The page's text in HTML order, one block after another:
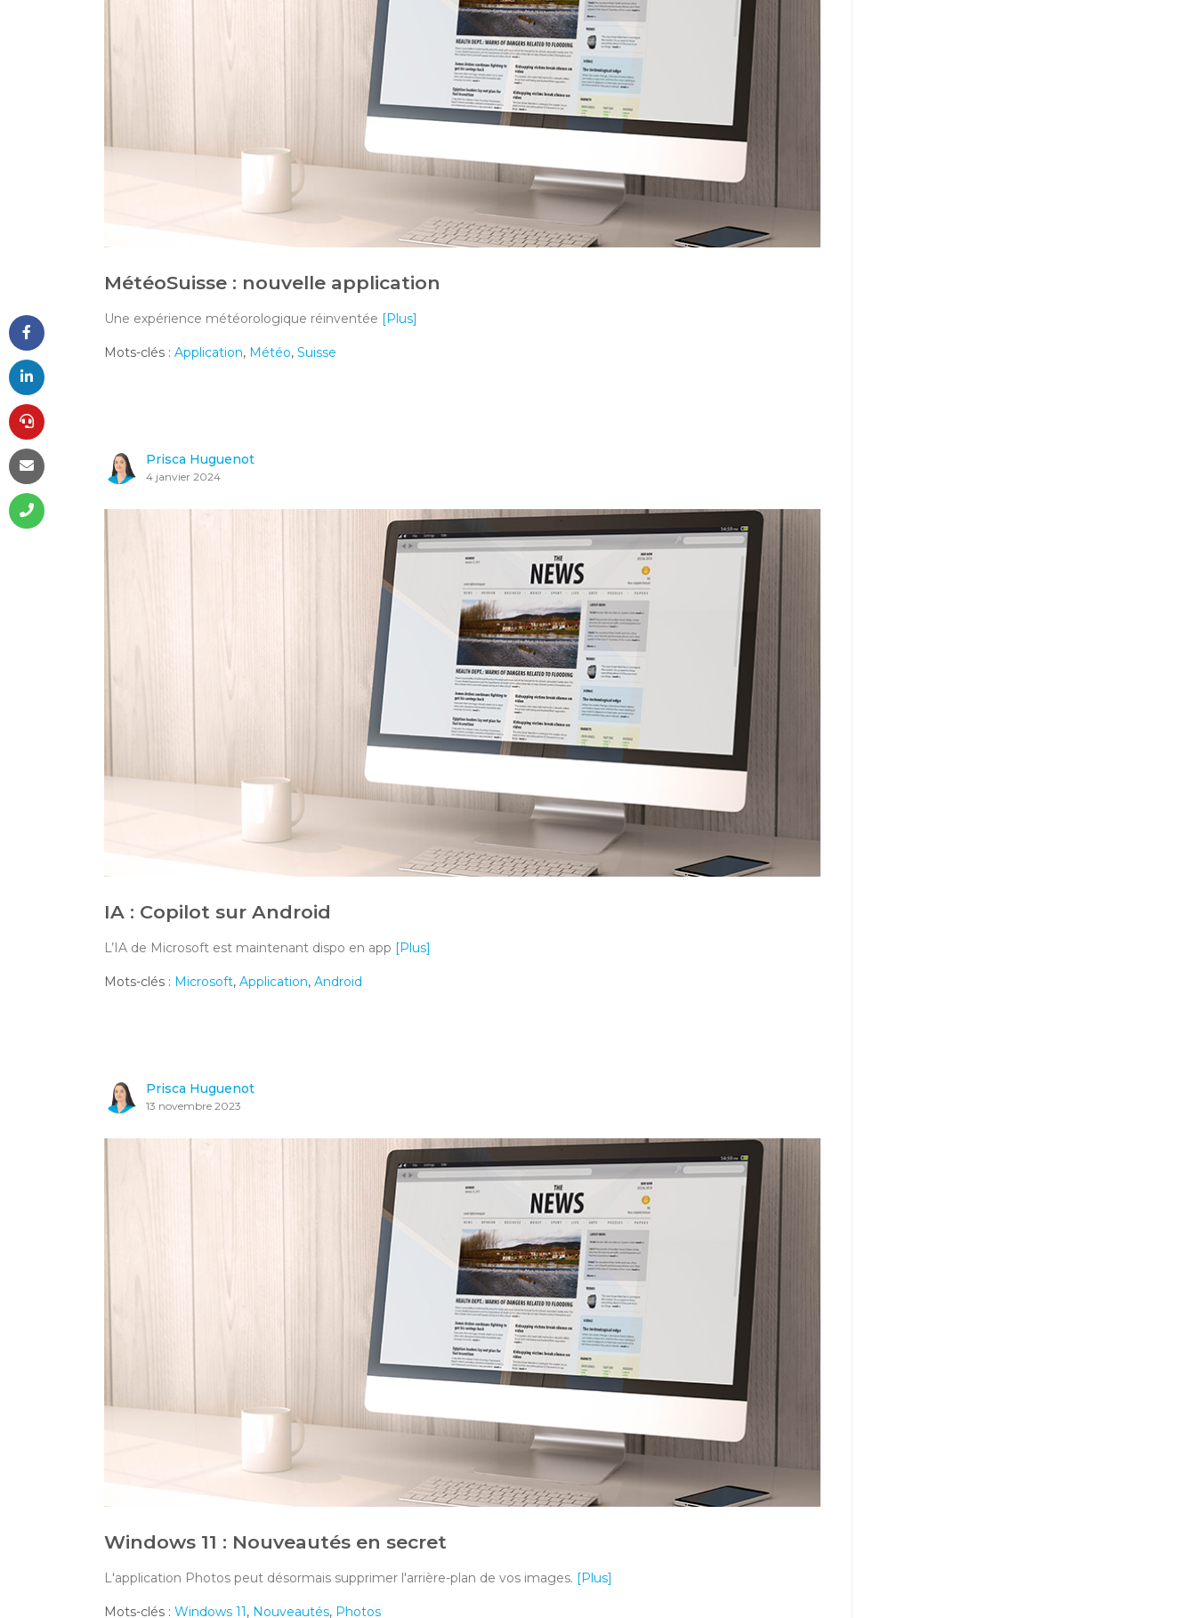
MétéoSuisse : nouvelle application
Une expérience météorologique réinventée [Plus]
Mots-clés : Application, Météo, Suisse
Prisca Huguenot
4 janvier 2024
IA : Copilot sur Android
L’IA de Microsoft est maintenant dispo en app [Plus]
Mots-clés : Microsoft, Application, Android
Prisca Huguenot
13 novembre 2023
Windows 11 : Nouveautés en secret
L'application Photos peut désormais supprimer l'arrière-plan de vos images. [Plus]
Mots-clés : Windows 11, Nouveautés, Photos